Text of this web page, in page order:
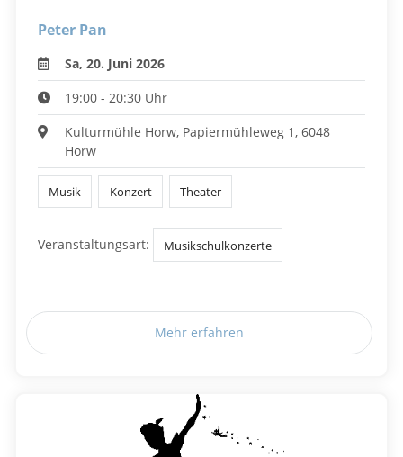
Peter Pan
Sa, 20. Juni 2026
19:00 - 20:30 Uhr
Kulturmühle Horw, Papiermühleweg 1, 6048
Horw
Musik Konzert Theater
Veranstaltungsart: Musikschulkonzerte
Mehr erfahren